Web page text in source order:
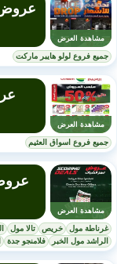
مشاهدة العرض
عروض
جميع فروع لولو هايبر ماركت
مشاهدة العرض
جميع فروع اسواق العثيم
مشاهدة العرض
غرناطة مول خريص تالا مول
الراشد مول الخبر
فلامنجو جدة